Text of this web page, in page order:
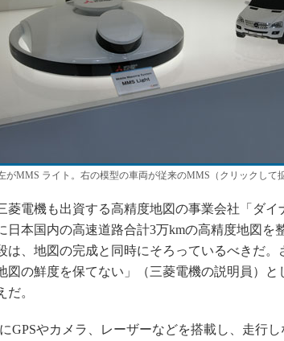
がMMS ライト。右の模型の車両が従来のMMS（クリックして拡
電機も出資する高精度地図の事業会社「ダイ
日本国内の高速道路合計3万kmの高精度地図を
は、地図の完成と同時にそろっているべきだ
図の鮮度を保てない」（三菱電機の説明員）と
だ。
GPSやカメラ、レーザーなどを搭載し、走行し